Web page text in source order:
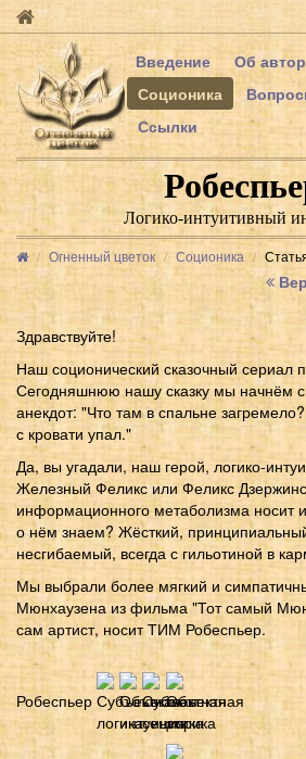
Введение
Об
Соционика
Ссылки
Логико-интуитивный
Огненный цветок Соционика
Здравствуйте!
Наш соционический сказочный сериал
Сегодняшнюю нашу сказку мы начнём с
анекдот: "Что там в спальне
с кровати упал."
Да, вы угадали, наш герой, логико-
Железный Феликс или Феликс
информационного метаболизма носит
о нём знаем? Жёсткий,
несгибаемый, всегда с гильотиной в
Мы выбрали более мягкий и
Мюнхаузена из фильма "Тот самый
сам артист, носит ТИМ Робеспьер.
Робеспьер